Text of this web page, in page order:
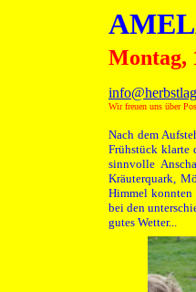
Montag,
Wir freuen uns über
Nach dem
Frühstück klarte
sinnvolle
Kräuterquark,
Himmel konnten
bei den
gutes Wetter...